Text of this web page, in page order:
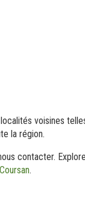
voisines
la région.
contacter.
.